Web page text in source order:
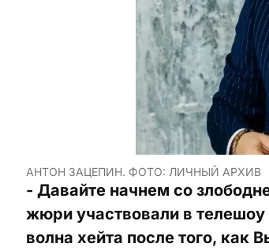
АНТОН ЗАЦЕПИН. ФОТО: ЛИЧНЫЙ АРХИВ
- Давайте начнем со
жюри участвовали в
волна хейта после того, как